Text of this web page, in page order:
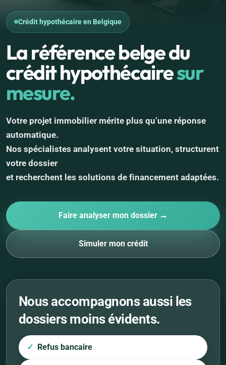
Crédit hypothécaire en Belgique
La référence belge du
crédit hypothécairesur
mesure.
Votre projet immobilier mérite plus qu’une réponse
automatique.
Nos spécialistes analysent votre situation, structurent
votre dossier
et recherchent les solutions de financement adaptées.
Faire analyser mon dossier →
Simuler mon crédit
Nous accompagnons aussi les
dossiers moins évidents.
Refus bancaire